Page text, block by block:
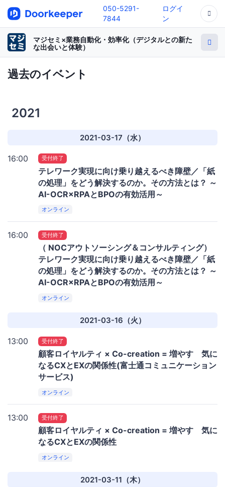
050-5291-
7844
ログイ
ン
マジセミ×業務自動化・効率化（デジタルとの新た
な出会いと体験）
過去のイベント
2021
2021-03-17（水）
16:00 受付終了
テレワーク実現に向け乗り越えるべき障壁／「紙
の処理」をどう解決するのか。その方法とは？ ～
AI-OCR×RPAとBPOの有効活用～
オンライン
16:00 受付終了
（ NOCアウトソーシング＆コンサルティング）
テレワーク実現に向け乗り越えるべき障壁／「紙
の処理」をどう解決するのか。その方法とは？ ～
AI-OCR×RPAとBPOの有効活用～
オンライン
2021-03-16（火）
13:00 受付終了
顧客ロイヤルティ × Co-creation = 増やす 気に
なるCXとEXの関係性(富士通コミュニケーション
サービス)
オンライン
13:00 受付終了
顧客ロイヤルティ × Co-creation = 増やす 気に
なるCXとEXの関係性
オンライン
2021-03-11（木）